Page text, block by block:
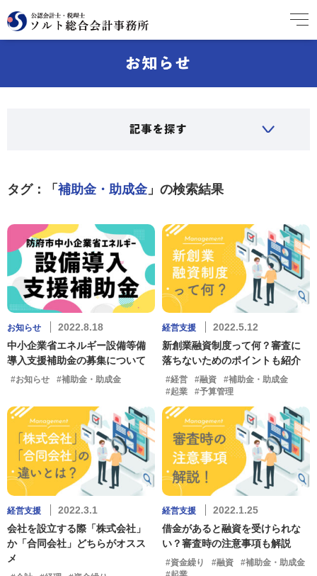
タグ：「 補助金・助成金 」の検索結果
お知らせ
2022.8.18
中小企業省エネルギー設備等備
導入支援補助金の募集について
#お知らせ #補助金・助成金
経営支援
2022.5.12
新創業融資制度って何？審査に
落ちないためのポイントも紹介
#経営 #融資
#補助金・助成金
#起業
#予算管理
経営支援
2022.3.1
会社を設立する際「株式会社」
か「合同会社」どちらがオスス
メ
経営支援
2022.1.25
借金があると融資を受けられな
い？審査時の注意事項も解説
#資金繰り #融資
#補助金・助成金